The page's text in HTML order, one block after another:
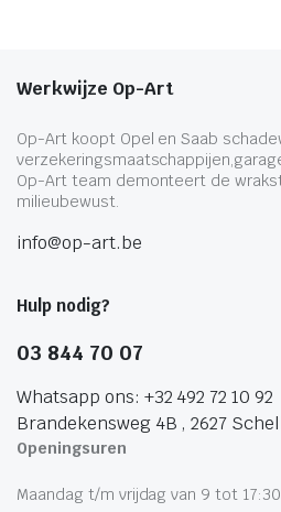
Werkwijze Op-Art
Op-Art koopt Opel en Saab
Op-Art team demonteert de
milieubewust.
info@op-art.be
Hulp nodig?
03 844 70 07
Whatsapp ons: +32 492 72 10 92
Brandekensweg 4B , 2627
Openingsuren
Maandag t/m vrijdag van 9 tot 17:30